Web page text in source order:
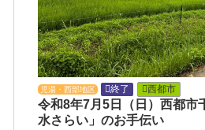
児湯・西部地区 終了 西都市
令和8年7月5日（日）西都市
水さらい」のお手伝い